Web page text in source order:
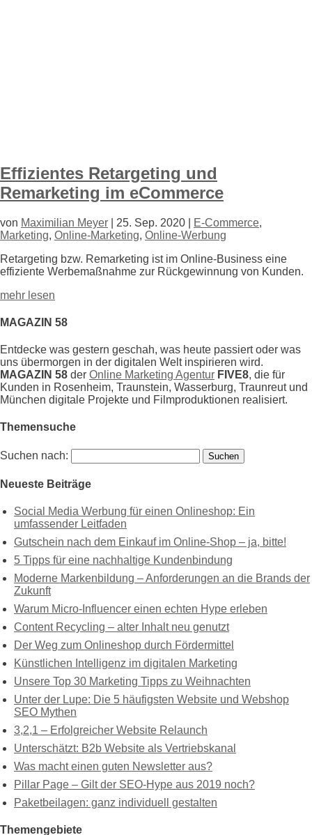
Effizientes Retargeting und
Remarketing im eCommerce
von Maximilian Meyer 25. Sep. 2020 E-Commerce,
Marketing, Online-Marketing, Online-Werbung
Retargeting bzw. Remarketing ist im Online-Business eine
effiziente Werbemaßnahme zur Rückgewinnung von Kunden.
mehr lesen
MAGAZIN 58
Entdecke was gestern geschah, was heute passiert oder was
uns übermorgen in der digitalen Welt inspirieren wird.
MAGAZIN 58 der Online Marketing Agentur FIVE8, die für
Kunden in Rosenheim, Traunstein, Wasserburg, Traunreut und
München digitale Projekte und Filmproduktionen realisiert.
Themensuche
Suchen nach:
Neueste Beiträge
Social Media Werbung für einen Onlineshop: Ein
umfassender Leitfaden
Gutschein nach dem Einkauf im Online-Shop – ja, bitte!
5 Tipps für eine nachhaltige Kundenbindung
Moderne Markenbildung – Anforderungen an die Brands der
Zukunft
Warum Micro-Influencer einen echten Hype erleben
Content Recycling – alter Inhalt neu genutzt
Der Weg zum Onlineshop durch Fördermittel
Künstlichen Intelligenz im digitalen Marketing
Unsere Top 30 Marketing Tipps zu Weihnachten
Unter der Lupe: Die 5 häufigsten Website und Webshop
SEO Mythen
3,2,1 – Erfolgreicher Website Relaunch
Unterschätzt: B2b Website als Vertriebskanal
Was macht einen guten Newsletter aus?
Pillar Page – Gilt der SEO-Hype aus 2019 noch?
Paketbeilagen: ganz individuell gestalten
Themengebiete